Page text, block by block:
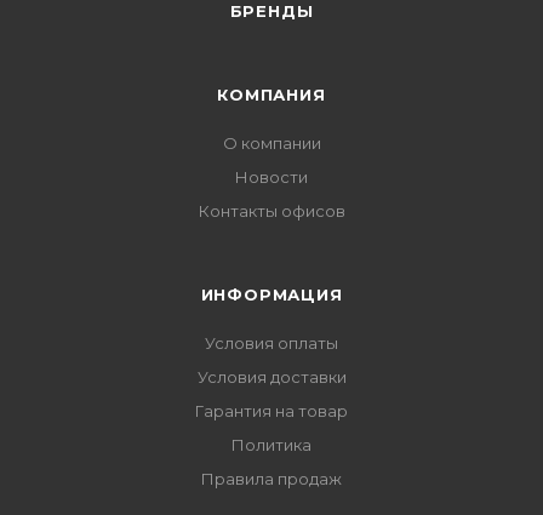
БРЕНДЫ
КОМПАНИЯ
О компании
Новости
Контакты офисов
ИНФОРМАЦИЯ
Условия оплаты
Условия доставки
Гарантия на товар
Политика
Правила продаж